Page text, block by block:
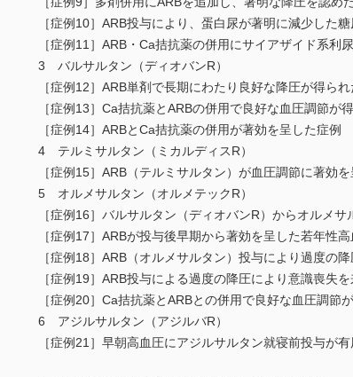
［症例10］ARB投与により、蛋白尿が著明に減少した
［症例11］ARB・Ca拮抗薬の併用にサイアザイド系利
3 バルサルタン（ディオバンR）
［症例12］ARB単剤で長期にわたり良好な降圧が得られ
［症例13］Ca拮抗薬とARBの併用で良好な血圧調節が
［症例14］ARBとCa拮抗薬の併用が著効を呈した症例
4 テルミサルタン（ミカルディスR）
［症例15］ARB（テルミサルタン）が血圧調節に著効
5 オルメサルタン（オルメテックR）
［症例16］バルサルタン（ディオバンR）からオルメ
［症例17］ARBが投与後早期から著効を呈した若年性高
［症例18］ARB（オルメサルタン）投与により過度の
［症例19］ARB投与による過度の降圧により意識喪失
［症例20］Ca拮抗薬とARBとの併用で良好な血圧調節
6 アジルサルタン（アジルバR）
［症例21］早朝高血圧にアジルサルタン就寝前投与が